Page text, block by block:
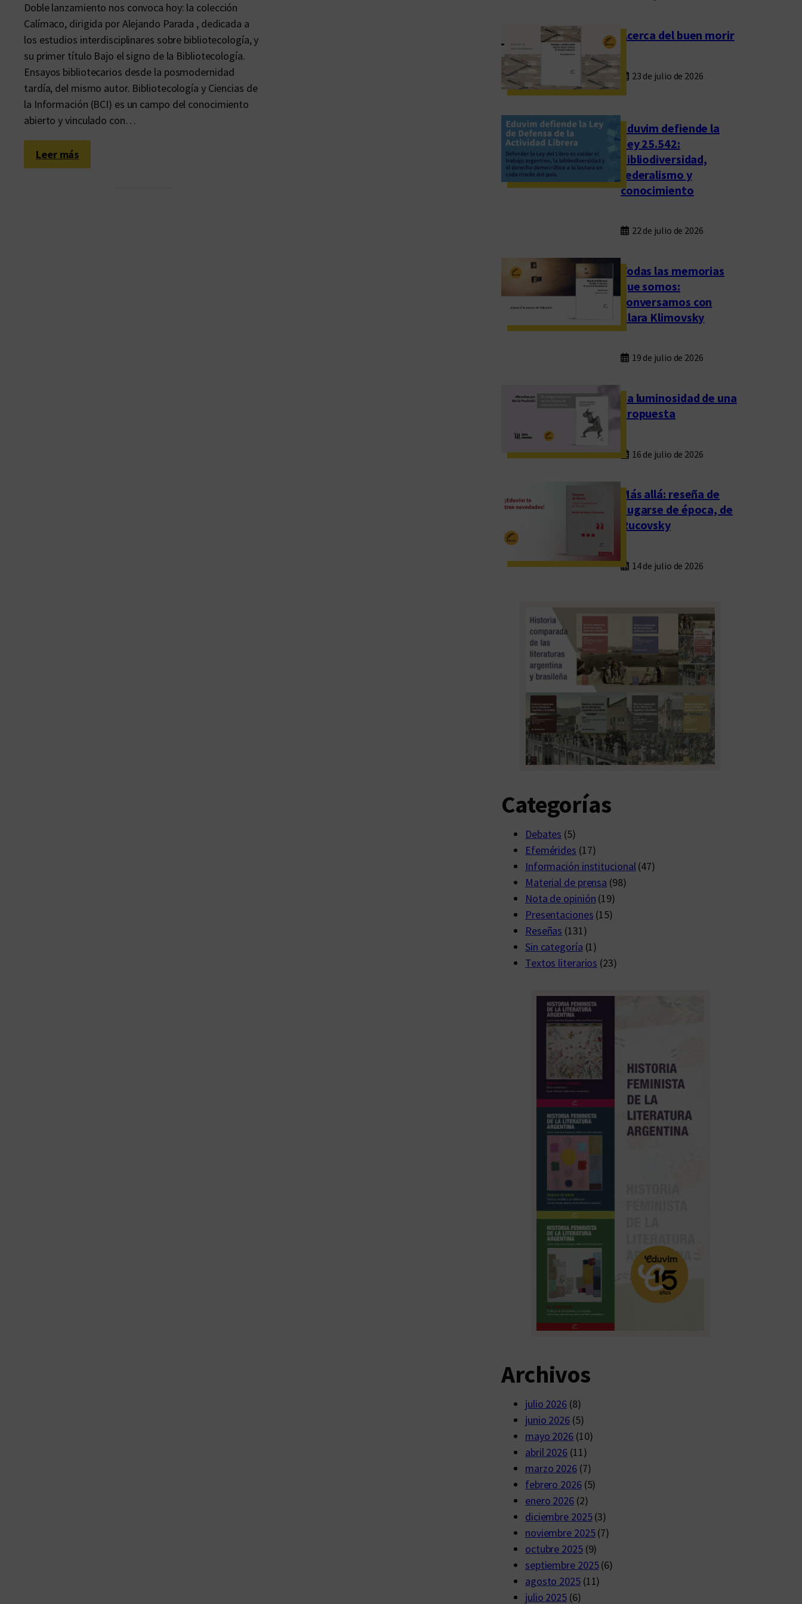
Doble lanzamiento nos convoca hoy: la colección
Calímaco, dirigida por Alejando Parada , dedicada a
los estudios interdisciplinares sobre bibliotecología, y
su primer título Bajo el signo de la Bibliotecología.
Ensayos bibliotecarios desde la posmodernidad
tardía, del mismo autor. Bibliotecología y Ciencias de
la Información (BCI) es un campo del conocimiento
abierto y vinculado con…
Leer más:
H
Acerca del buen morir
23 de julio de 2026
Eduvim defiende la
Ley 25.542:
bibliodiversidad,
federalismo y
conocimiento
22 de julio de 2026
Todas las memorias
que somos:
conversamos con
Clara Klimovsky
19 de julio de 2026
La luminosidad de una
propuesta
16 de julio de 2026
Más allá: reseña de
Fugarse de época, de
Rucovsky
14 de julio de 2026
Categorías
Debates (5)
Efemérides (17)
Información institucional(47)
Material de prensa (98)
Nota de opinión (19)
Presentaciones (15)
Reseñas (131)
Sin categoría (1)
Textos literarios (23)
Archivos
julio 2026(8)
junio 2026(5)
mayo 2026 (10)
abril 2026(11)
marzo 2026(7)
febrero 2026(5)
enero 2026(2)
diciembre 2025(3)
noviembre 2025(7)
octubre 2025(9)
septiembre 2025(6)
agosto 2025(11)
julio 2025(6)